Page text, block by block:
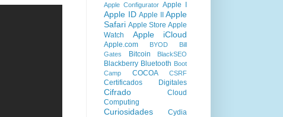
Apple Configurator Apple I
Apple ID Apple II
Apple
Safari Apple Store Apple
Watch
Apple iCloud
Apple.com BYOD
Bill
Gates
Bitcoin BlackSEO
Blackberry Bluetooth Boot
Camp
COCOA CSRF
Certificados Digitales
Cifrado
Cloud
Computing
Curiosidades Cydia